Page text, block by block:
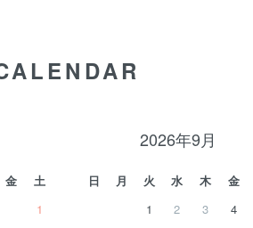
金
土
1
2026年9月
日 月 火 水 木 金
1
2 3 4